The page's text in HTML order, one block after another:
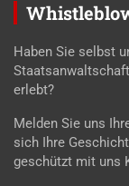
Haben Sie selbst
erlebt?
Melden Sie uns
sich Ihre
geschützt mit uns